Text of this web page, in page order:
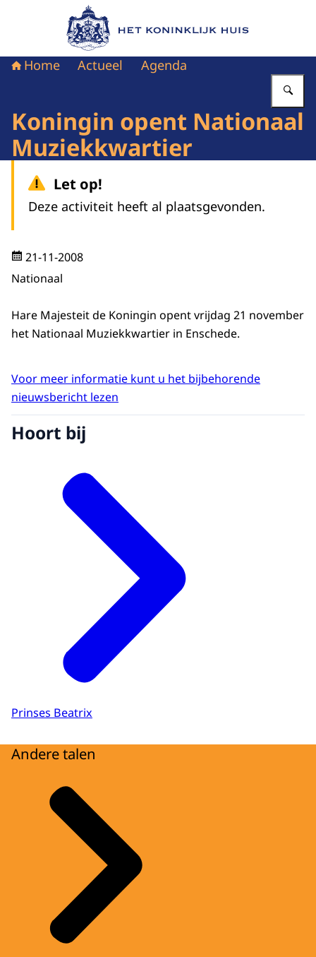
Naar de homepage van Het Koninklijk Huis
Home Actueel Agenda
Koningin opent Nationaal
Muziekkwartier
Let op!
Deze activiteit heeft al plaatsgevonden.
21-11-2008
Nationaal
Hare Majesteit de Koningin opent vrijdag 21 november
het Nationaal Muziekkwartier in Enschede.
Voor meer informatie kunt u het bijbehorende
nieuwsbericht lezen
Hoort bij
Prinses Beatrix
Andere talen